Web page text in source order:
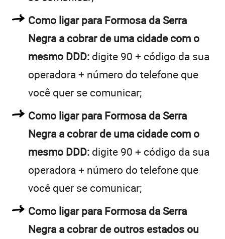
Como ligar para Formosa da Serra
Negra a cobrar de uma cidade com o
mesmo DDD: digite 90 + código da sua
operadora + número do telefone que
você quer se comunicar;
Como ligar para Formosa da Serra
Negra a cobrar de uma cidade com o
mesmo DDD: digite 90 + código da sua
operadora + número do telefone que
você quer se comunicar;
Como ligar para Formosa da Serra
Negra a cobrar de outros estados ou